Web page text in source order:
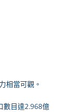
相當可觀。
數目達2.968億